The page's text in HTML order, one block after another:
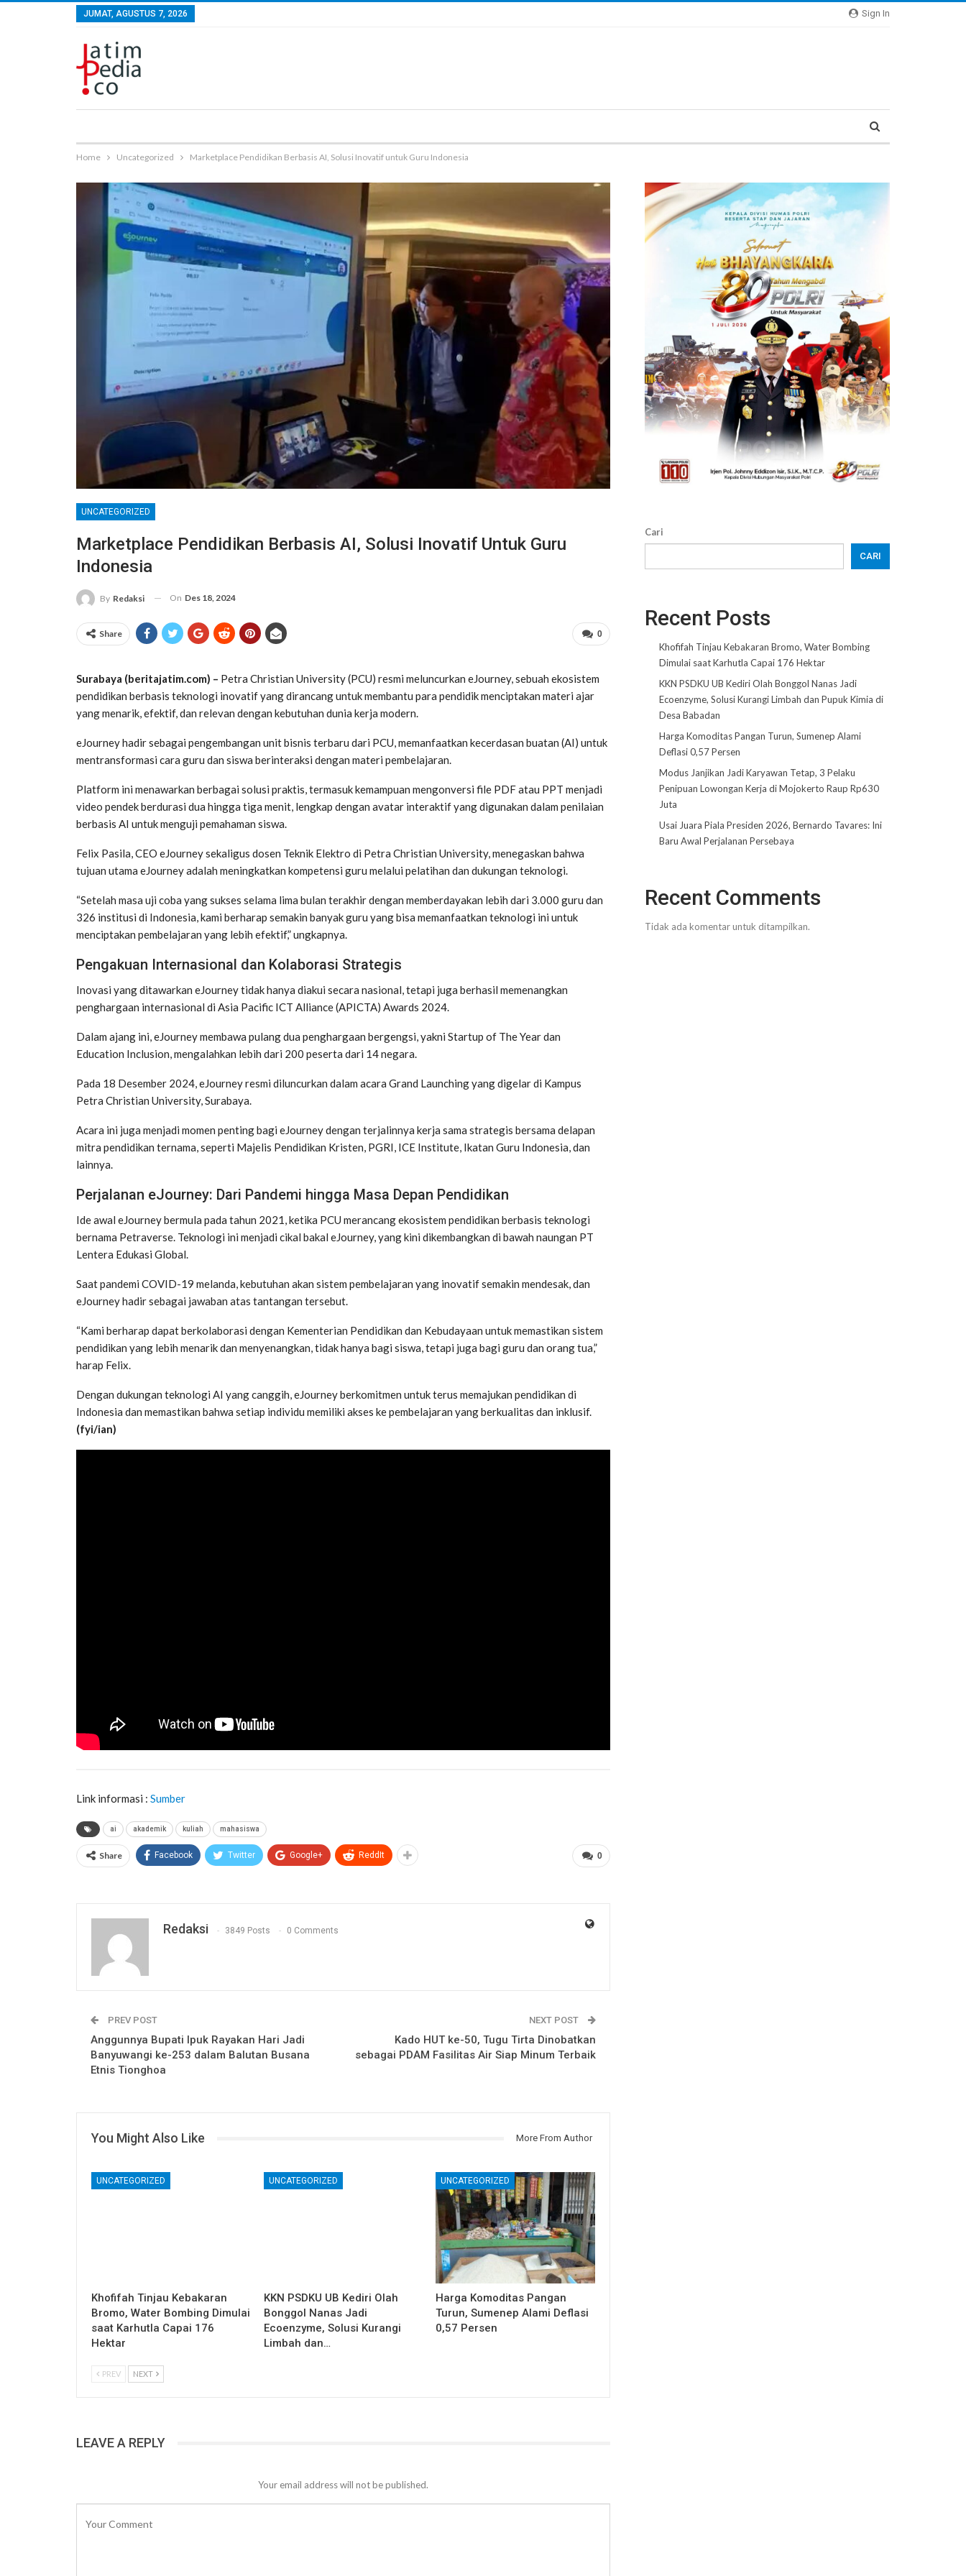
Sign In
JUMAT, AGUSTUS 7, 2026
Home Uncategorized Marketplace Pendidikan Berbasis AI, Solusi Inovatif untuk Guru Indonesia
UNCATEGORIZED
Marketplace Pendidikan Berbasis AI, Solusi Inovatif Untuk Guru
Indonesia
By Redaksi On Des 18, 2024
0
Share
Surabaya (beritajatim.com) – Petra Christian University (PCU) resmi meluncurkan eJourney, sebuah ekosistem
pendidikan berbasis teknologi inovatif yang dirancang untuk membantu para pendidik menciptakan materi ajar
yang menarik, efektif, dan relevan dengan kebutuhan dunia kerja modern.
eJourney hadir sebagai pengembangan unit bisnis terbaru dari PCU, memanfaatkan kecerdasan buatan (AI) untuk
mentransformasi cara guru dan siswa berinteraksi dengan materi pembelajaran.
Platform ini menawarkan berbagai solusi praktis, termasuk kemampuan mengonversi file PDF atau PPT menjadi
video pendek berdurasi dua hingga tiga menit, lengkap dengan avatar interaktif yang digunakan dalam penilaian
berbasis AI untuk menguji pemahaman siswa.
Felix Pasila, CEO eJourney sekaligus dosen Teknik Elektro di Petra Christian University, menegaskan bahwa
tujuan utama eJourney adalah meningkatkan kompetensi guru melalui pelatihan dan dukungan teknologi.
“Setelah masa uji coba yang sukses selama lima bulan terakhir dengan memberdayakan lebih dari 3.000 guru dan
326 institusi di Indonesia, kami berharap semakin banyak guru yang bisa memanfaatkan teknologi ini untuk
menciptakan pembelajaran yang lebih efektif,” ungkapnya.
Pengakuan Internasional dan Kolaborasi Strategis
Inovasi yang ditawarkan eJourney tidak hanya diakui secara nasional, tetapi juga berhasil memenangkan
penghargaan internasional di Asia Pacific ICT Alliance (APICTA) Awards 2024.
Dalam ajang ini, eJourney membawa pulang dua penghargaan bergengsi, yakni Startup of The Year dan
Education Inclusion, mengalahkan lebih dari 200 peserta dari 14 negara.
Pada 18 Desember 2024, eJourney resmi diluncurkan dalam acara Grand Launching yang digelar di Kampus
Petra Christian University, Surabaya.
Acara ini juga menjadi momen penting bagi eJourney dengan terjalinnya kerja sama strategis bersama delapan
mitra pendidikan ternama, seperti Majelis Pendidikan Kristen, PGRI, ICE Institute, Ikatan Guru Indonesia, dan
lainnya.
Perjalanan eJourney: Dari Pandemi hingga Masa Depan Pendidikan
Ide awal eJourney bermula pada tahun 2021, ketika PCU merancang ekosistem pendidikan berbasis teknologi
bernama Petraverse. Teknologi ini menjadi cikal bakal eJourney, yang kini dikembangkan di bawah naungan PT
Lentera Edukasi Global.
Saat pandemi COVID-19 melanda, kebutuhan akan sistem pembelajaran yang inovatif semakin mendesak, dan
eJourney hadir sebagai jawaban atas tantangan tersebut.
“Kami berharap dapat berkolaborasi dengan Kementerian Pendidikan dan Kebudayaan untuk memastikan sistem
pendidikan yang lebih menarik dan menyenangkan, tidak hanya bagi siswa, tetapi juga bagi guru dan orang tua,”
harap Felix.
Dengan dukungan teknologi AI yang canggih, eJourney berkomitmen untuk terus memajukan pendidikan di
Indonesia dan memastikan bahwa setiap individu memiliki akses ke pembelajaran yang berkualitas dan inklusif.
(fyi/ian)
Link informasi : Sumber
ai akademik kuliah mahasiswa
0
Share Facebook Twitter Google+ ReddIt
Redaksi 3849 Posts 0 Comments
PREV POST
Anggunnya Bupati Ipuk Rayakan Hari Jadi
Banyuwangi ke-253 dalam Balutan Busana
Etnis Tionghoa
NEXT POST
Kado HUT ke-50, Tugu Tirta Dinobatkan
sebagai PDAM Fasilitas Air Siap Minum Terbaik
You Might Also Like More From Author
UNCATEGORIZED
Khofifah Tinjau Kebakaran
Bromo, Water Bombing Dimulai
saat Karhutla Capai 176
Hektar
UNCATEGORIZED
KKN PSDKU UB Kediri Olah
Bonggol Nanas Jadi
Ecoenzyme, Solusi Kurangi
Limbah dan…
UNCATEGORIZED
Harga Komoditas Pangan
Turun, Sumenep Alami Deflasi
0,57 Persen
PREV NEXT
LEAVE A REPLY
Your email address will not be published.
Cari
CARI
Recent Posts
Khofifah Tinjau Kebakaran Bromo, Water Bombing
Dimulai saat Karhutla Capai 176 Hektar
KKN PSDKU UB Kediri Olah Bonggol Nanas Jadi
Ecoenzyme, Solusi Kurangi Limbah dan Pupuk Kimia di
Desa Babadan
Harga Komoditas Pangan Turun, Sumenep Alami
Deflasi 0,57 Persen
Modus Janjikan Jadi Karyawan Tetap, 3 Pelaku
Penipuan Lowongan Kerja di Mojokerto Raup Rp630
Juta
Usai Juara Piala Presiden 2026, Bernardo Tavares: Ini
Baru Awal Perjalanan Persebaya
Recent Comments
Tidak ada komentar untuk ditampilkan.